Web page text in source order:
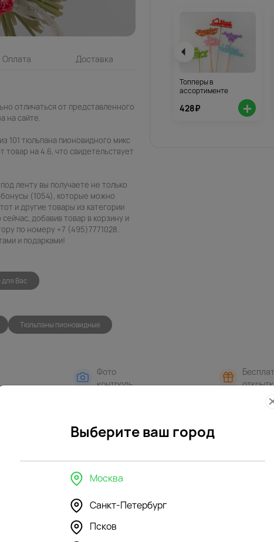
Оплата Доставка
отличаться от представленного
на сайте.
101 тюльпана пионовидного микс
товар на 4.6, что свидетельствует
ленту вы получаете не только
(1054), которые можно
и другие товары из категории
добавив товар в корзину и
по номеру +7 (495)7771028.
и подарками!
Топперы в
ассортименте
428₽ +
Вас
Тюльпаны пионовидные
Фото
контроль
195
Романтичный
Выберите ваш город
Москва
Санкт-Петербург
Псков